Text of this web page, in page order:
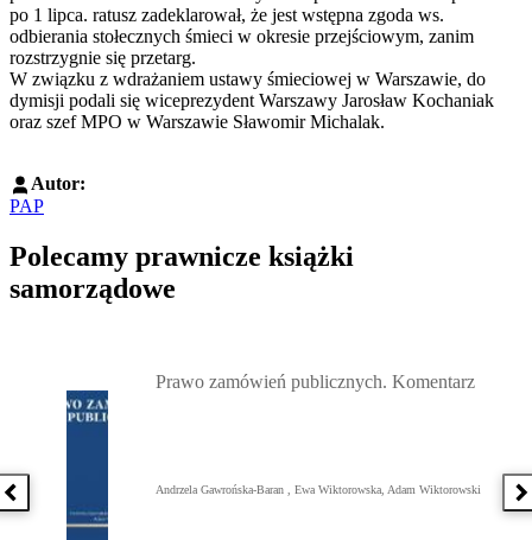
po 1 lipca. ratusz zadeklarował, że jest wstępna zgoda ws.
odbierania stołecznych śmieci w okresie przejściowym, zanim
rozstrzygnie się przetarg.
W związku z wdrażaniem ustawy śmieciowej w Warszawie, do
dymisji podali się wiceprezydent Warszawy Jarosław Kochaniak
oraz szef MPO w Warszawie Sławomir Michalak.
Autor:
PAP
Polecamy prawnicze książki
samorządowe
Poprzednia książka
Prawo zamówień publicznych. Komentarz
Andrzela Gawrońska-Baran , Ewa Wiktorowska, Adam Wiktorowski